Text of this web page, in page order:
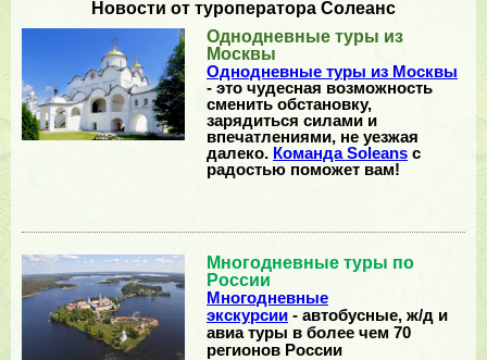
Новости от туроператора Солеанс
Однодневные туры из
Москвы
Однодневные туры из Москвы
- это чудесная возможность
сменить обстановку,
зарядиться силами и
впечатлениями, не уезжая
далеко. Команда Soleans с
радостью поможет вам!
Многодневные туры по
России
Многодневные
экскурсии - автобусные, ж/д и
авиа туры в более чем 70
регионов России